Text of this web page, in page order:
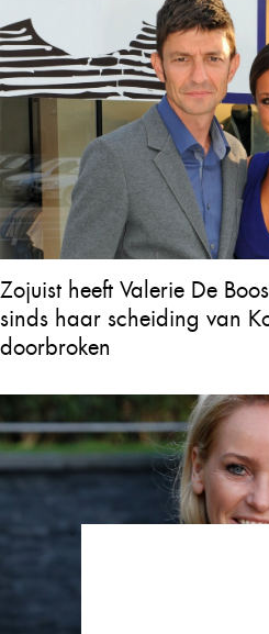
Zojuist heeft Valerie De
sinds haar scheiding van
doorbroken